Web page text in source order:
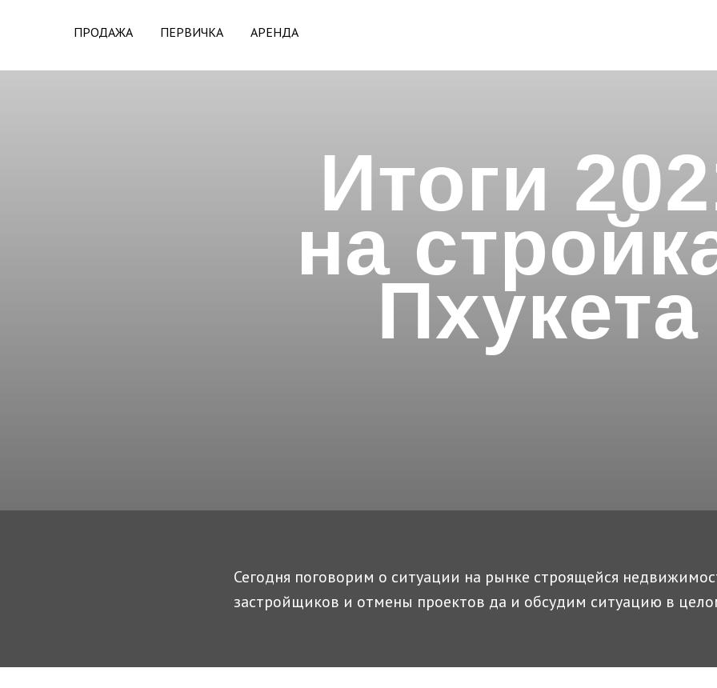
ПРОДАЖА ПЕРВИЧКА АРЕНДА
Итоги
на
Пхукета
Сегодня поговорим о ситуации на рынке строящейся
застройщиков и отмены проектов да и обсудим ситуацию в